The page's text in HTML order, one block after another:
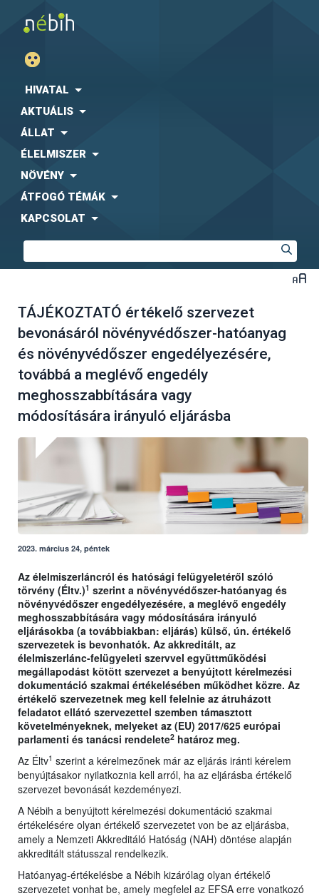
HIVATAL
AKTUÁLIS
ÁLLAT
ÉLELMISZER
NÖVÉNY
ÁTFOGÓ TÉMÁK
KAPCSOLAT
TÁJÉKOZTATÓ értékelő szervezet
bevonásáról növényvédőszer-hatóanyag
és növényvédőszer engedélyezésére,
továbbá a meglévő engedély
meghosszabbítására vagy
módosítására irányuló eljárásba
2023. március 24, péntek
Az élelmiszerláncról és hatósági felügyeletéről szóló
törvény (Éltv.)1 szerint a növényvédőszer-hatóanyag és
növényvédőszer engedélyezésére, a meglévő engedély
meghosszabbítására vagy módosítására irányuló
eljárásokba (a továbbiakban: eljárás) külső, ún. értékelő
szervezetek is bevonhatók. Az akkreditált, az
élelmiszerlánc-felügyeleti szervvel együttműködési
megállapodást kötött szervezet a benyújtott kérelmezési
dokumentáció szakmai értékelésében működhet közre. Az
értékelő szervezetnek meg kell felelnie az átruházott
feladatot ellátó szervezettel szemben támasztott
követelményeknek, melyeket az (EU) 2017/625 európai
parlamenti és tanácsi rendelete2 határoz meg.
Az Éltv1 szerint a kérelmezőnek már az eljárás iránti kérelem
benyújtásakor nyilatkoznia kell arról, ha az eljárásba értékelő
szervezet bevonását kezdeményezi.
A Nébih a benyújtott kérelmezési dokumentáció szakmai
értékelésére olyan értékelő szervezetet von be az eljárásba,
amely a Nemzeti Akkreditáló Hatóság (NAH) döntése alapján
akkreditált státusszal rendelkezik.
Hatóanyag-értékelésbe a Nébih kizárólag olyan értékelő
szervezetet vonhat be, amely megfelel az EFSA erre vonatkozó